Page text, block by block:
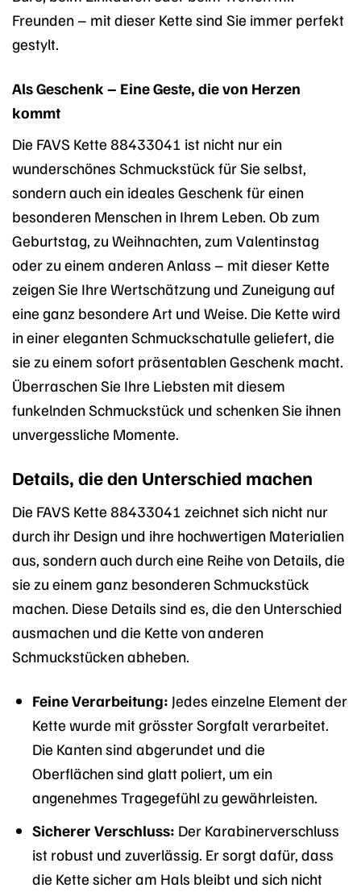
Freunden – mit dieser Kette sind Sie immer perfekt
gestylt.
Als Geschenk – Eine Geste, die von Herzen
kommt
Die FAVS Kette 88433041 ist nicht nur ein
wunderschönes Schmuckstück für Sie selbst,
sondern auch ein ideales Geschenk für einen
besonderen Menschen in Ihrem Leben. Ob zum
Geburtstag, zu Weihnachten, zum Valentinstag
oder zu einem anderen Anlass – mit dieser Kette
zeigen Sie Ihre Wertschätzung und Zuneigung auf
eine ganz besondere Art und Weise. Die Kette wird
in einer eleganten Schmuckschatulle geliefert, die
sie zu einem sofort präsentablen Geschenk macht.
Überraschen Sie Ihre Liebsten mit diesem
funkelnden Schmuckstück und schenken Sie ihnen
unvergessliche Momente.
Details, die den Unterschied machen
Die FAVS Kette 88433041 zeichnet sich nicht nur
durch ihr Design und ihre hochwertigen Materialien
aus, sondern auch durch eine Reihe von Details, die
sie zu einem ganz besonderen Schmuckstück
machen. Diese Details sind es, die den Unterschied
ausmachen und die Kette von anderen
Schmuckstücken abheben.
Feine Verarbeitung: Jedes einzelne Element der
Kette wurde mit grösster Sorgfalt verarbeitet.
Die Kanten sind abgerundet und die
Oberflächen sind glatt poliert, um ein
angenehmes Tragegefühl zu gewährleisten.
Sicherer Verschluss: Der Karabinerverschluss
ist robust und zuverlässig. Er sorgt dafür, dass
die Kette sicher am Hals bleibt und sich nicht